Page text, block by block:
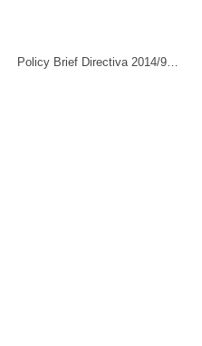
Policy Brief Directiva 2014/95/UE. Sectiunea 1